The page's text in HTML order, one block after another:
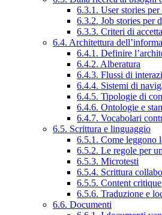
6.3.1. User stories
6.3.2. Job stories per
6.3.3. Criteri di
6.4. Architettura
6.4.1. Definire
6.4.2. Alberatura
6.4.3. Flussi di
6.4.4. Sistemi di
6.4.5. Tipologie di
6.4.6. Ontologie e
6.4.7. Vocabolari
6.5. Scrittura e linguaggio
6.5.1. Come leggono
6.5.2. Le regole per
6.5.3. Microtesti
6.5.4. Scrittura
6.5.5. Content critique
6.5.6. Traduzione e
6.6. Documenti